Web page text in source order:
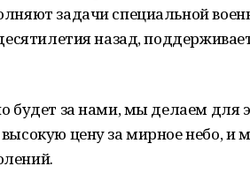
задачи специальной
назад,
будет за нами, мы делаем для
цену за мирное небо, и